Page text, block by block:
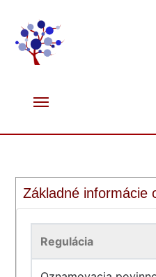
Základné informácie
Regulácia